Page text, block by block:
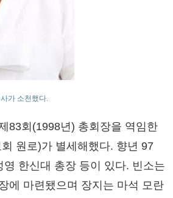
가 소천했다.
83회(1998년) 총회장을 역임한
원로)가 별세해했다. 향년 97
한신대 총장 등이 있다. 빈소는
에 마련됐으며 장지는 마석 모란